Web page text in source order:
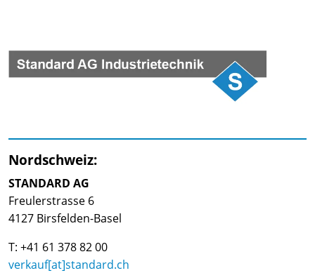
Nordschweiz:
STANDARD AG
Freulerstrasse 6
4127 Birsfelden-Basel
T: +41 61 378 82 00
verkauf[at]standard.ch